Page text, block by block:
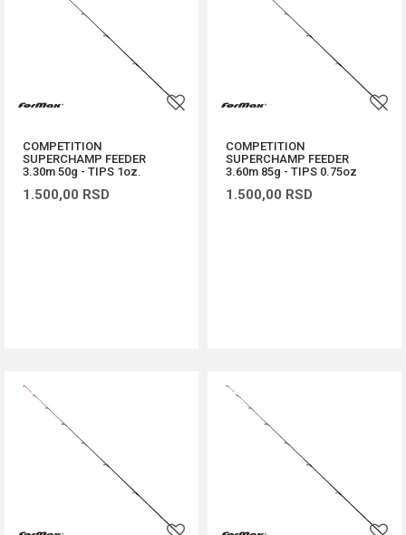
COMPETITION
SUPERCHAMP FEEDER
3.30m 50g - TIPS 1oz.
1.500,00 RSD
COMPETITION
SUPERCHAMP FEEDER
3.60m 85g - TIPS 0.75oz
1.500,00 RSD